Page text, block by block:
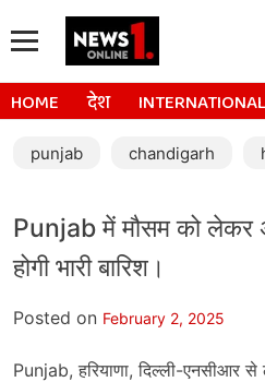
HOME देश INTERNATIONAL
punjab chandigarh
Punjab में मौसम को लेकर
होगी भारी बारिश।
Posted on February 2, 2025
Punjab, हरियाणा, दिल्ली-एनसीआर से